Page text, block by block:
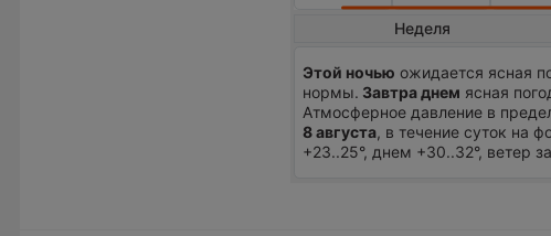
Неделя
Этой ночью ожидается ясная
нормы. Завтра днем ясная
Атмосферное давление в
8 августа, в течение суток на
+23..25°, днем +30..32°, ветер